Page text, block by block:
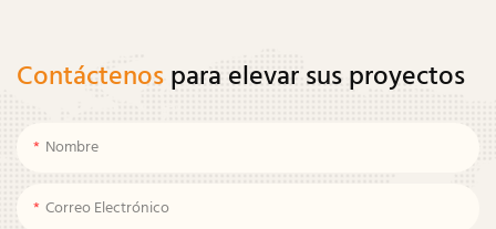
Contáctenospara elevar sus proyectos
Nombre
Correo Electrónico